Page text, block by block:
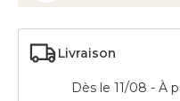
Livraison
Dès le 11/08 - À